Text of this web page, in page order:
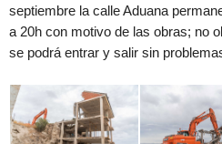
septiembre la calle Aduana
a 20h con motivo de las obras; no
se podrá entrar y salir sin